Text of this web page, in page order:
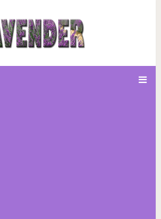
Если вы увидите такие
действуйте